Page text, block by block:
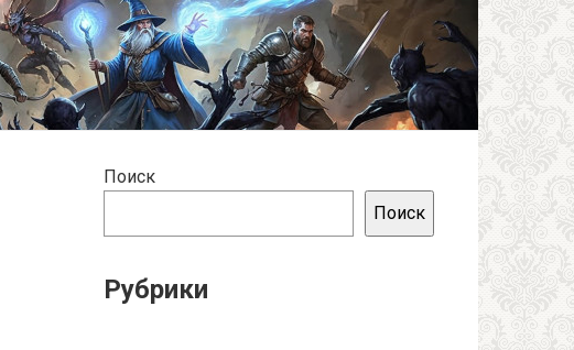
Поиск
Поиск
Рубрики